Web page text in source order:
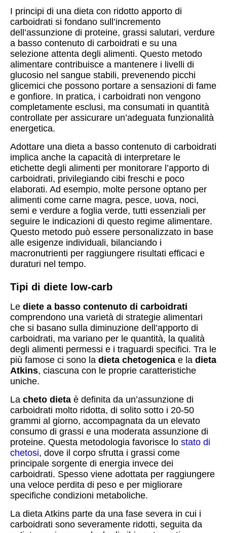
I principi di una dieta con ridotto apporto di
carboidrati si fondano sull’incremento
dell’assunzione di proteine, grassi salutari, verdure
a basso contenuto di carboidrati e su una
selezione attenta degli alimenti. Questo metodo
alimentare contribuisce a mantenere i livelli di
glucosio nel sangue stabili, prevenendo picchi
glicemici che possono portare a sensazioni di fame
e gonfiore. In pratica, i carboidrati non vengono
completamente esclusi, ma consumati in quantità
controllate per assicurare un’adeguata funzionalità
energetica.
Adottare una dieta a basso contenuto di carboidrati
implica anche la capacità di interpretare le
etichette degli alimenti per monitorare l’apporto di
carboidrati, privilegiando cibi freschi e poco
elaborati. Ad esempio, molte persone optano per
alimenti come carne magra, pesce, uova, noci,
semi e verdure a foglia verde, tutti essenziali per
seguire le indicazioni di questo regime alimentare.
Questo metodo può essere personalizzato in base
alle esigenze individuali, bilanciando i
macronutrienti per raggiungere risultati efficaci e
duraturi nel tempo.
Tipi di diete low-carb
Le diete a basso contenuto di carboidrati
comprendono una varietà di strategie alimentari
che si basano sulla diminuzione dell’apporto di
carboidrati, ma variano per le quantità, la qualità
degli alimenti permessi e i traguardi specifici. Tra le
più famose ci sono la dieta chetogenica e la dieta
Atkins, ciascuna con le proprie caratteristiche
uniche.
La cheto dieta è definita da un’assunzione di
carboidrati molto ridotta, di solito sotto i 20-50
grammi al giorno, accompagnata da un elevato
consumo di grassi e una moderata assunzione di
proteine. Questa metodologia favorisce lo stato di
chetosi, dove il corpo sfrutta i grassi come
principale sorgente di energia invece dei
carboidrati. Spesso viene adottata per raggiungere
una veloce perdita di peso e per migliorare
specifiche condizioni metaboliche.
La dieta Atkins parte da una fase severa in cui i
carboidrati sono severamente ridotti, seguita da